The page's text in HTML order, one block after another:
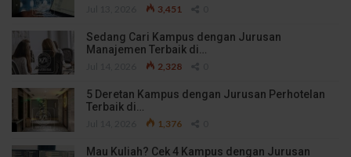
3,451
Sedang Cari Kampus dengan Jurusan
Manajemen Terbaik di…
2,328
5 Deretan Kampus dengan Jurusan Perhotelan
Terbaik di…
1,376
Mau Kuliah? Cek 4 Kampus dengan Jurusan